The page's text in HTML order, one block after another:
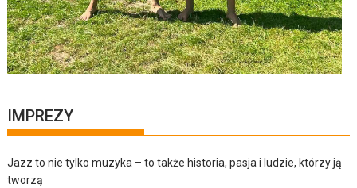
IMPREZY
Jazz to nie tylko muzyka – to także historia, pasja i ludzie, którzy ją
tworzą